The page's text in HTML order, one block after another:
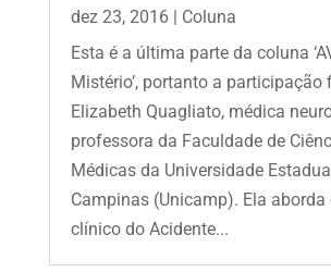
dez 23, 2016| Coluna
Esta é a última parte da coluna
Mistério’, portanto a participação
Elizabeth Quagliato, médica
professora da Faculdade de
Médicas da Universidade
Campinas (Unicamp). Ela aborda
clínico do Acidente...